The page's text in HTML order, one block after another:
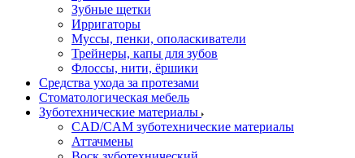
Зубные щетки
Ирригаторы
Муссы, пенки, ополаскиватели
Трейнеры, капы для зубов
Флоссы, нити, ёршики
Средства ухода за протезами
Стоматологическая мебель
Зуботехнические материалы
CAD/CAM зуботехнические материалы
Аттачмены